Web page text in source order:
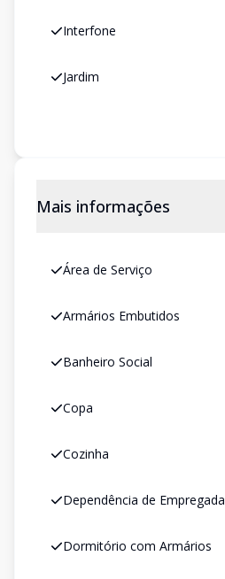
Interfone
Jardim
Mais informações
Área de Serviço
Armários Embutidos
Banheiro Social
Copa
Cozinha
Dependência de Empregada
Dormitório com Armários